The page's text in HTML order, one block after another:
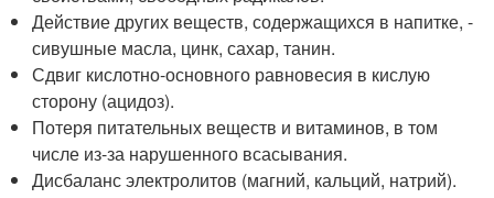
Действие других веществ, содержащихся в напитке, -
сивушные масла, цинк, сахар, танин.
Сдвиг кислотно-основного равновесия в кислую
сторону (ацидоз).
Потеря питательных веществ и витаминов, в том
числе из-за нарушенного всасывания.
Дисбаланс электролитов (магний, кальций, натрий).